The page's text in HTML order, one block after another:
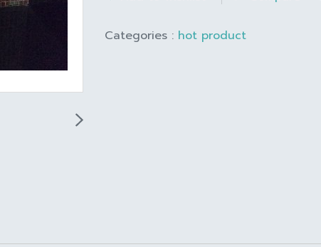
Categories : hot product